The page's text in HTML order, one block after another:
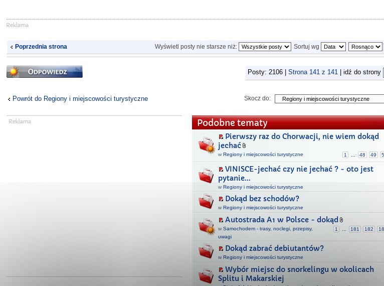
Poprzednia strona Wyświetl posty nie starsze niż: Sortuj wg
Odpowiedz Posty: 2106 | Strona 141z 141| idź do strony
Powrót do Regiony i miejscowości turystyczne Skocz do:
Podobne tematy
Pierwszy raz do Chorwacji, nie wiem dokąd
jechać
1 48 49
wRegiony i miejscowości turystyczne
VINISCE-jechać czy nie jechać ? - oto jest
pytanie...
wRegiony i miejscowości turystyczne
Dokąd bez schodów?
wRegiony i miejscowości turystyczne
Autostrada A1 w Polsce - dokąd
1 181 182
wSamochodem - trasy, noclegi, przepisy,
uwagi
Dokąd zabrać debiutantów?
wRegiony i miejscowości turystyczne
Wybór miejsc do snorkelingu w okolicach
Splitu i Makarskiej